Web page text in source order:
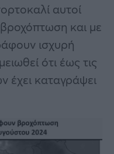
αυτοί
και με
ισχυρή
ότι έως τις
έχει καταγράψει